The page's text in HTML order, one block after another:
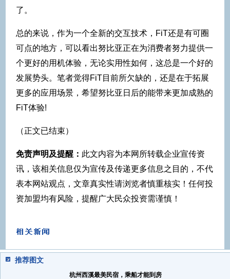
了。
总的来说，作为一个全新的交互技术，FiT还是有可圈
可点的地方，可以看出努比亚正在为消费者努力提供一
个更好的用机体验，无论实用性如何，这总是一个好的
发展势头。笔者觉得FiT目前所欠缺的，还是在于拓展
更多的应用场景，希望努比亚日后的能带来更加成熟的
FiT体验!
（正文已结束）
免责声明及提醒： 此文内容为本网所转载企业宣传资
讯，该相关信息仅为宣传及传递更多信息之目的，不代
表本网站观点，文章真实性请浏览者慎重核实！任何投
资加盟均有风险，提醒广大民众投资需谨慎！
推荐图文
杭州西溪最美民宿，乘船才能到房